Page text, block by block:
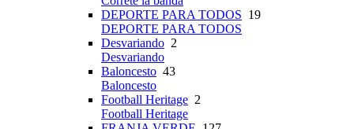
DEPORTE PARA TODOS 19
DEPORTE PARA TODOS
Desvariando 2
Desvariando
Baloncesto 43
Baloncesto
Football Heritage 2
Football Heritage